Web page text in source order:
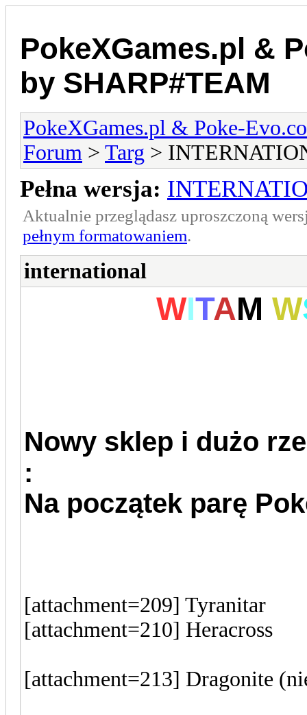
PokeXGames.pl &
by SHARP#TEAM
PokeXGames.pl & Poke-
Forum > Targ >
Pełna wersja:
Aktualnie przeglądasz uproszczoną
pełnym formatowaniem.
international
WITAM W
Nowy sklep i dużo
:
Na początek parę
[attachment=209] Tyranitar
[attachment=210] Heracross
[attachment=213] Dragonite